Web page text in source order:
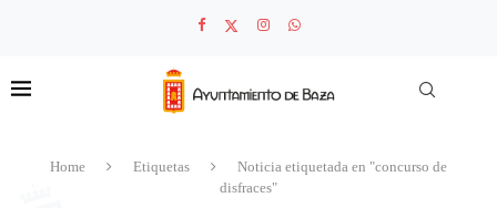
Home Etiquetas
Noticia etiquetada en "concurso de
disfraces"